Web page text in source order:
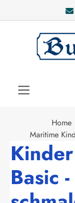
Home
Maritime
Basic -